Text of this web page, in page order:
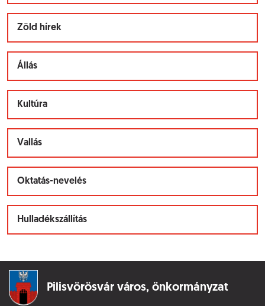
Zöld hírek
Állás
Kultúra
Vallás
Oktatás-nevelés
Hulladékszállítás
Pilisvörösvár város, önkormányzat